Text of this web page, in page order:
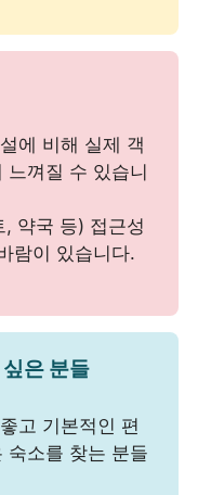
에 비해 실제 객
느껴질 수 있습니
약국 등) 접근성
람이 있습니다.
은 분들
고 기본적인 편
숙소를 찾는 분들